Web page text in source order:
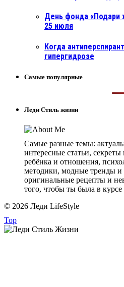
День фонда «Подари
25 июля
Когда
гипергидрозе
Самые популярные
Леди Стиль жизни
Самые разные темы:
интересные статьи, секреты
ребёнка и отношения,
методики, модные тренды и
оригинальные рецепты и
того, чтобы ты была в курсе
© 2026 Леди LifeStyle
Top